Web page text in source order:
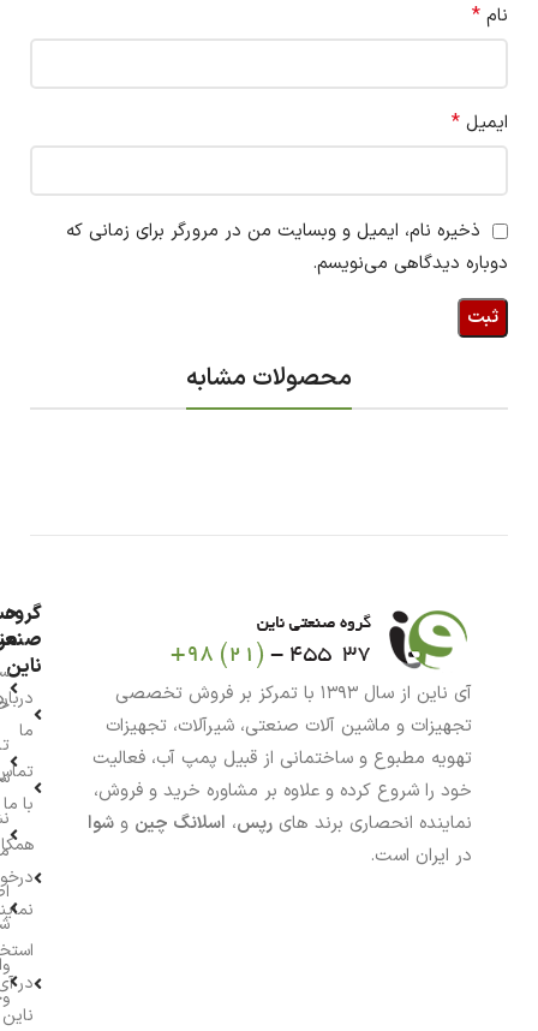
نام *
ایمیل *
ذخیره نام، ایمیل و وبسایت من در مرورگر برای زمانی که
دوباره دیدگاهی می‌نویسم.
محصولات مشابه
آی ناین از سال ۱۳۹۳ با تمرکز بر فروش تخصصی
تجهیزات و ماشین آلات صنعتی، شیرآلات، تجهیزات
تهویه مطبوع و ساختمانی از قبیل پمپ آب، فعالیت
خود را شروع کرده و علاوه بر مشاوره خرید و فروش،
نماینده انحصاری برند های رپس، اسلانگ چین و شوا
در ایران است.
گروه
ناین
ما
با ما
در
ناین